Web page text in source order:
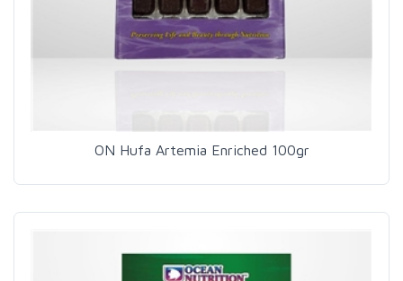
ON Hufa Artemia Enriched 100gr